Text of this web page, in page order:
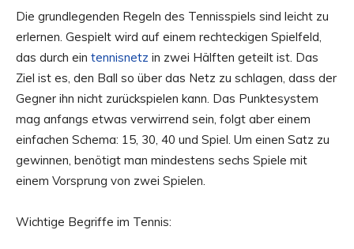
Die grundlegenden Regeln des Tennisspiels sind leicht zu
erlernen. Gespielt wird auf einem rechteckigen Spielfeld,
das durch ein tennisnetz in zwei Hälften geteilt ist. Das
Ziel ist es, den Ball so über das Netz zu schlagen, dass der
Gegner ihn nicht zurückspielen kann. Das Punktesystem
mag anfangs etwas verwirrend sein, folgt aber einem
einfachen Schema: 15, 30, 40 und Spiel. Um einen Satz zu
gewinnen, benötigt man mindestens sechs Spiele mit
einem Vorsprung von zwei Spielen.
Wichtige Begriffe im Tennis: